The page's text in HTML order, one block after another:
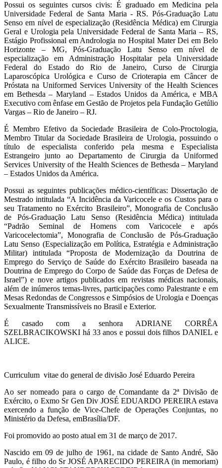
Possui os seguintes cursos civis: É graduado em Medicina pela
Universidade Federal de Santa Maria - RS. Pós-Graduação Latu
Senso em nível de especialização (Residência Médica) em Cirurgia
Geral e Urologia pela Universidade Federal de Santa Maria – RS,
Estágio Profissional em Andrologia no Hospital Mater Dei em Belo
Horizonte – MG, Pós-Graduação Latu Senso em nível de
especialização em Administração Hospitalar pela Universidade
Federal do Estado do Rio de Janeiro, Curso de Cirurgia
Laparoscópica Urológica e Curso de Crioterapia em Câncer de
Próstata na Uniformed Services University of the Health Sciences
em Bethesda – Maryland – Estados Unidos da América, e MBA
Executivo com ênfase em Gestão de Projetos pela Fundação Getúlio
Vargas – Rio de Janeiro – RJ.
É Membro Efetivo da Sociedade Brasileira de Colo-Proctologia,
Membro Titular da Sociedade Brasileira de Urologia, possuindo o
título de especialista conferido pela mesma e Especialista
Estrangeiro junto ao Departamento de Cirurgia da Uniformed
Services University of the Health Sciences de Bethesda – Maryland
– Estados Unidos da América.
Possui as seguintes publicações médico-científicas: Dissertação de
Mestrado intitulada “A Incidência da Varicocele e os Custos para o
seu Tratamento no Exército Brasileiro”, Monografia de Conclusão
de Pós-Graduação Latu Senso (Residência Médica) intitulada
“Padrão Seminal de Homens com Varicocele e após
Varicocelectomia”, Monografia de Conclusão de Pós-Graduação
Latu Senso (Especialização em Política, Estratégia e Administração
Militar) intitulada “Proposta de Modernização da Doutrina de
Emprego do Serviço de Saúde do Exército Brasileiro baseada na
Doutrina de Emprego do Corpo de Saúde das Forças de Defesa de
Israel”) e nove artigos publicados em revistas médicas nacionais,
além de inúmeros temas-livres, participações como Palestrante e em
Mesas Redondas de Congressos e Simpósios de Urologia e Doenças
Sexualmente Transmissíveis no Brasil e Exterior.
É casado com a senhora ADRIANE CORRÊA
SZELBRACIKOWSKI há 33 anos e possui dois filhos DANIEL e
ALICE.
Curriculum vitae do general de divisão José Eduardo Pereira
Ao ser nomeado para o cargo de Comandante da 2ª Divisão de
Exército, o Exmo Sr Gen Div JOSÉ EDUARDO PEREIRA estava
exercendo a função de Vice-Chefe de Operações Conjuntas, no
Ministério da Defesa, emBrasília/DF.
Foi promovido ao posto atual em 31 de março de 2017.
Nascido em 09 de julho de 1961, na cidade de Santo André, São
Paulo, é filho do Sr JOSÉ APARECIDO PEREIRA (in memoriam)